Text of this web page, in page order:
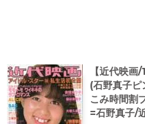
【近代映画
(石野真子ピ
こみ時間割
=石野真子/